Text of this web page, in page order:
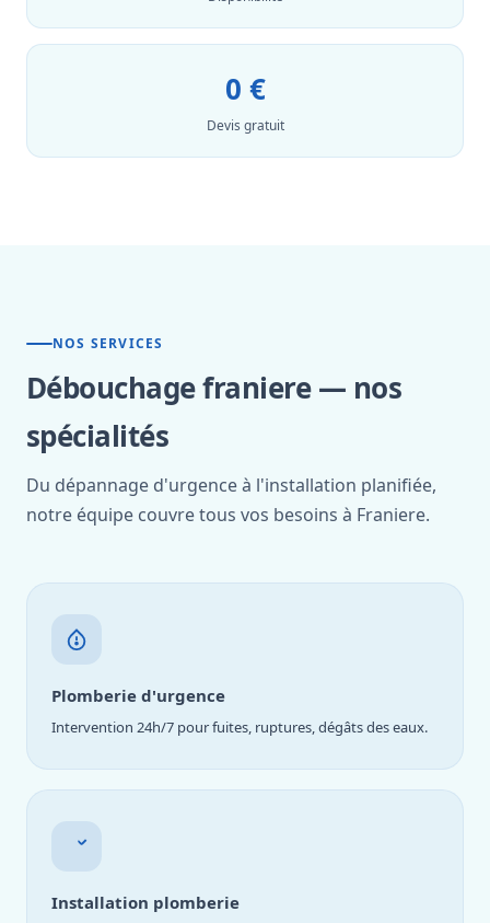
0 €
Devis gratuit
NOS SERVICES
Débouchage franiere — nos
spécialités
Du dépannage d'urgence à l'installation planifiée,
notre équipe couvre tous vos besoins à Franiere.
Plomberie d'urgence
Intervention 24h/7 pour fuites, ruptures, dégâts des eaux.
Installation plomberie